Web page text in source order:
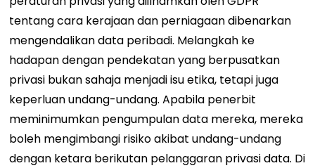
tentang cara kerajaan dan perniagaan dibenarkan
mengendalikan data peribadi. Melangkah ke
hadapan dengan pendekatan yang berpusatkan
privasi bukan sahaja menjadi isu etika, tetapi juga
keperluan undang-undang. Apabila penerbit
meminimumkan pengumpulan data mereka, mereka
boleh mengimbangi risiko akibat undang-undang
dengan ketara berikutan pelanggaran privasi data. Di